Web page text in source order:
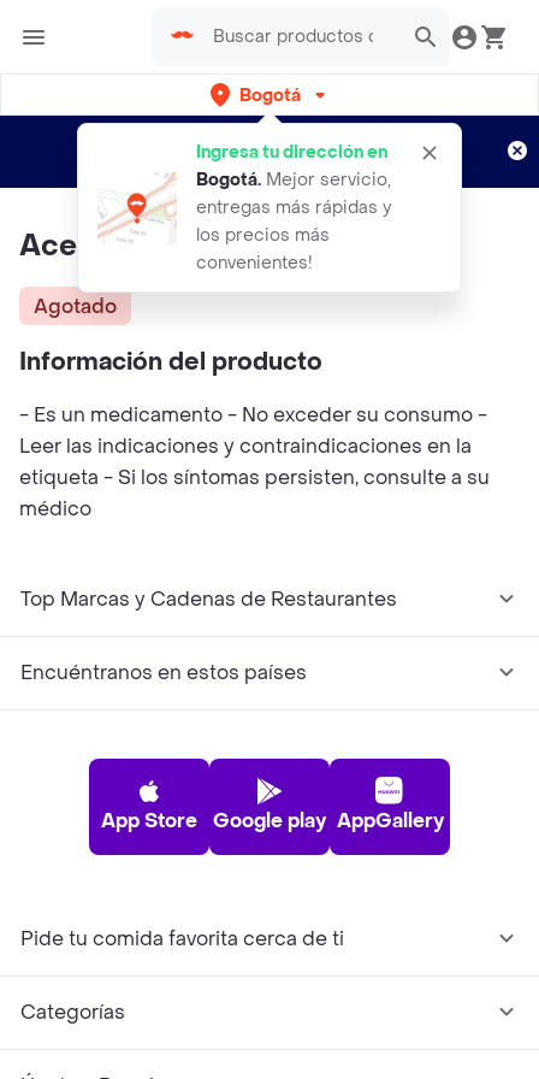
Bogotá
Ingresa tu dirección en
Bogotá. Mejor servicio,
entregas más rápidas y
los precios más
convenientes!
envíos gratis por semanas
Aplican TyC
Aceite Esencial Clarycalm
Agotado
Información del producto
- Es un medicamento - No exceder su consumo -
Leer las indicaciones y contraindicaciones en la
etiqueta - Si los síntomas persisten, consulte a su
médico
Top Marcas y Cadenas de Restaurantes
Encuéntranos en estos países
App Store Google play AppGallery
Pide tu comida favorita cerca de ti
Categorías